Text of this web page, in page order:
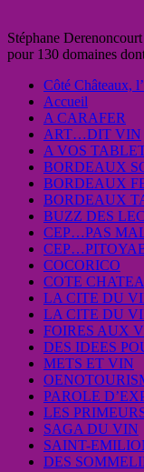
Stéphane
pour 130 domaines
Côté Châteaux,
Accueil
A CARAFER
ART…DIT VIN
A VOS
BORDEAUX
BORDEAUX
BORDEAUX
BUZZ DES
CEP…PAS
COCORICO
COTE
LA CITE DU
LA CITE DU
FOIRES AUX
DES IDEES
METS ET VIN
PAROLE
LES
SAGA DU VIN
SAINT-
DES